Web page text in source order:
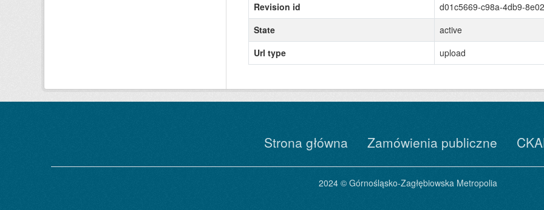
Revision id
d01c5669-c98a-4db9-
State
active
Url type
upload
Strona główna Zamówienia publiczne
2024 © Górnośląsko-Zagłębiowska Metropolia